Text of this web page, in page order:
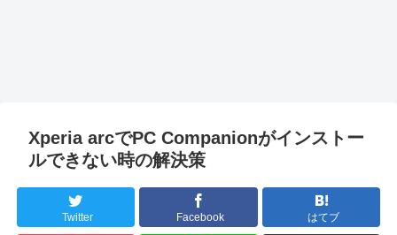
Xperia arcでPC Companionがインストー
ルできない時の解決策
Twitter Facebook はてブ